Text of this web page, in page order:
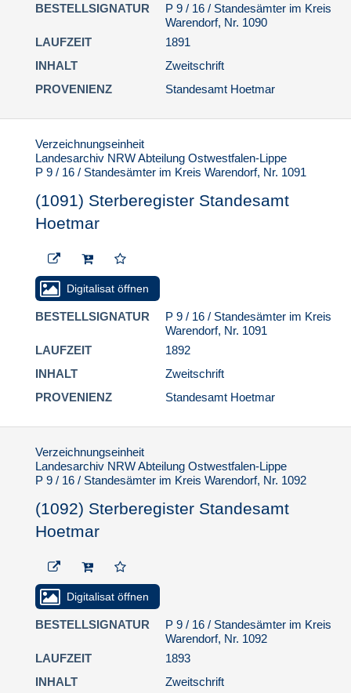
BESTELLSIGNATUR
P 9 / 16 / Standesämter im Kreis
Warendorf, Nr. 1090
LAUFZEIT
1891
INHALT
Zweitschrift
PROVENIENZ
Standesamt Hoetmar
Verzeichnungseinheit
Landesarchiv NRW Abteilung Ostwestfalen-Lippe
P 9 / 16 / Standesämter im Kreis Warendorf, Nr. 1091
(1091) Sterberegister Standesamt
Hoetmar
Digitalisat öffnen
BESTELLSIGNATUR
P 9 / 16 / Standesämter im Kreis
Warendorf, Nr. 1091
LAUFZEIT
1892
INHALT
Zweitschrift
PROVENIENZ
Standesamt Hoetmar
Verzeichnungseinheit
Landesarchiv NRW Abteilung Ostwestfalen-Lippe
P 9 / 16 / Standesämter im Kreis Warendorf, Nr. 1092
(1092) Sterberegister Standesamt
Hoetmar
Digitalisat öffnen
BESTELLSIGNATUR
P 9 / 16 / Standesämter im Kreis
Warendorf, Nr. 1092
LAUFZEIT
1893
INHALT
Zweitschrift